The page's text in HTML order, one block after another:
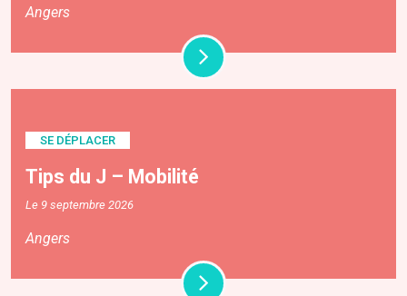
Angers
SE DÉPLACER
Tips du J – Mobilité
Le 9 septembre 2026
Angers